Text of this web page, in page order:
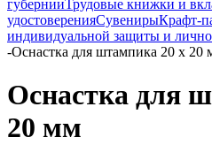
губернииТрудовые книжки и
удостоверенияСувенирыКрафт-
индивидуальной защиты и
-Оснастка для штампика 20 х 20
Оснастка для
20 мм